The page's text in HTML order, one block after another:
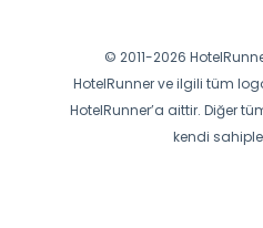
© 2011-2026
HotelRunner ve ilgili tüm
HotelRunner’a aittir. Diğer
kendi